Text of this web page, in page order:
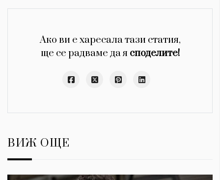
Ако ви е харесала тази статия,
ще се радваме да я споделите!
ВИЖ ОЩЕ